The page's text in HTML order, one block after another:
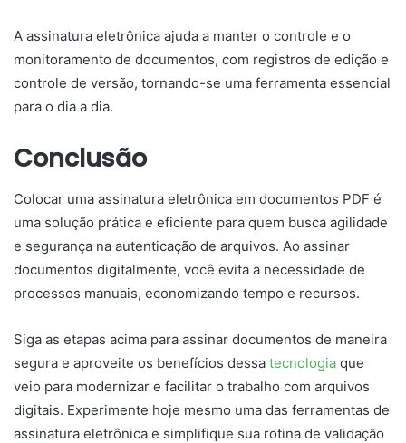
A assinatura eletrônica ajuda a manter o controle e o
monitoramento de documentos, com registros de edição e
controle de versão, tornando-se uma ferramenta essencial
para o dia a dia.
Conclusão
Colocar uma assinatura eletrônica em documentos PDF é
uma solução prática e eficiente para quem busca agilidade
e segurança na autenticação de arquivos. Ao assinar
documentos digitalmente, você evita a necessidade de
processos manuais, economizando tempo e recursos.
Siga as etapas acima para assinar documentos de maneira
segura e aproveite os benefícios dessa tecnologia que
veio para modernizar e facilitar o trabalho com arquivos
digitais. Experimente hoje mesmo uma das ferramentas de
assinatura eletrônica e simplifique sua rotina de validação